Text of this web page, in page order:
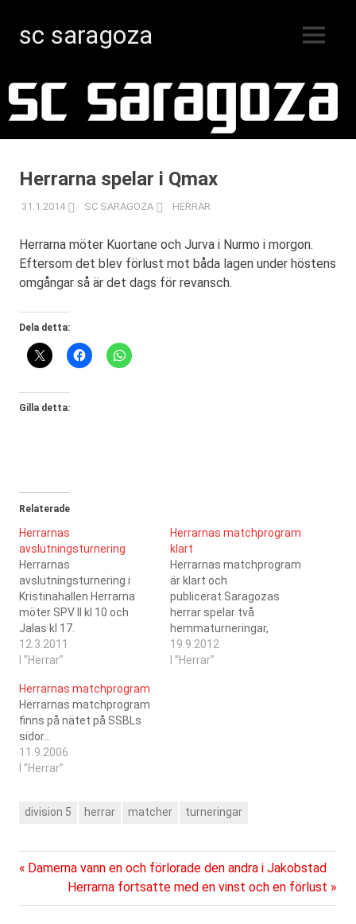
innehåll
sc saragoza
Kristinestad
sedan
MENY
Herrarna spelar i Qmax
31.1.2014 SC SARAGOZA HERRAR
Herrarna möter Kuortane och Jurva i Nurmo i morgon.
Eftersom det blev förlust mot båda lagen under höstens
omgångar så är det dags för revansch.
Dela detta:
Gilla detta:
Relaterade
Herrarnas
avslutningsturnering
Herrarnas
avslutningsturnering i
Kristinahallen Herrarna
möter SPV II kl 10 och
Jalas kl 17.
12.3.2011
I ”Herrar”
Herrarnas matchprogram
klart
Herrarnas matchprogram
är klart och
publicerat.Saragozas
herrar spelar två
hemmaturneringar,
17.11.2012 och den
02.03.2013.
19.9.2012
I ”Herrar”
Herrarnas matchprogram
Herrarnas matchprogram
finns på nätet på SSBLs
sidor…
11.9.2006
I ”Herrar”
division 5 herrar matcher turneringar
Inläggsnavigering
Föregående
Damerna vann en och förlorade den andra i Jakobstad
Nästa
inlägg:
Herrarna fortsatte med en vinst och en förlust